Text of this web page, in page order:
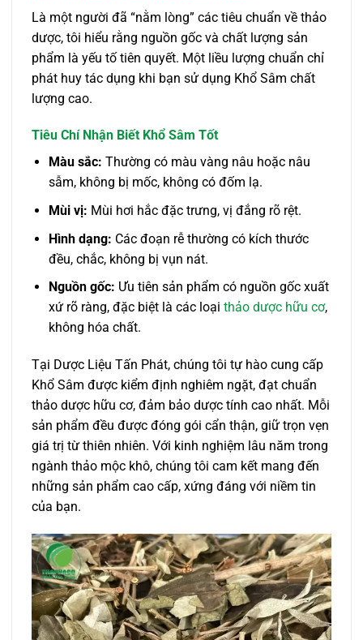
Là một người đã “nằm lòng” các tiêu chuẩn về thảo
dược, tôi hiểu rằng nguồn gốc và chất lượng sản
phẩm là yếu tố tiên quyết. Một liều lượng chuẩn chỉ
phát huy tác dụng khi bạn sử dụng Khổ Sâm chất
lượng cao.
Tiêu Chí Nhận Biết Khổ Sâm Tốt
Màu sắc: Thường có màu vàng nâu hoặc nâu
sẫm, không bị mốc, không có đốm lạ.
Mùi vị: Mùi hơi hắc đặc trưng, vị đắng rõ rệt.
Hình dạng: Các đoạn rễ thường có kích thước
đều, chắc, không bị vụn nát.
Nguồn gốc: Ưu tiên sản phẩm có nguồn gốc xuất
xứ rõ ràng, đặc biệt là các loại thảo dược hữu cơ,
không hóa chất.
Tại Dược Liệu Tấn Phát, chúng tôi tự hào cung cấp
Khổ Sâm được kiểm định nghiêm ngặt, đạt chuẩn
thảo dược hữu cơ, đảm bảo dược tính cao nhất. Mỗi
sản phẩm đều được đóng gói cẩn thận, giữ trọn vẹn
giá trị từ thiên nhiên. Với kinh nghiệm lâu năm trong
ngành thảo mộc khô, chúng tôi cam kết mang đến
những sản phẩm cao cấp, xứng đáng với niềm tin
của bạn.